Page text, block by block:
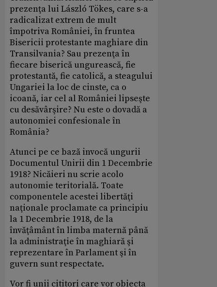
prezenţa lui László Tökes, care s-a
radicalizat extrem de mult
împotriva României, în fruntea
Bisericii protestante maghiare din
Transilvania? Sau prezenţa în
fiecare biserică ungurească, fie
protestantă, fie catolică, a steagului
Ungariei la loc de cinste, ca o
icoană, iar cel al României lipseşte
cu desăvârşire? Nu este o dovadă a
autonomiei confesionale în
România?
Atunci pe ce bază invocă ungurii
Documentul Unirii din 1 Decembrie
1918? Nicăieri nu scrie acolo
autonomie teritorială. Toate
componentele acestei libertăţi
naţionale proclamate ca principiu
la 1 Decembrie 1918, de la
învăţâmânt în limba maternă până
la administraţie în maghiară şi
reprezentare în Parlament şi în
guvern sunt respectate.
Vor fi unii cititori care vor obiecta